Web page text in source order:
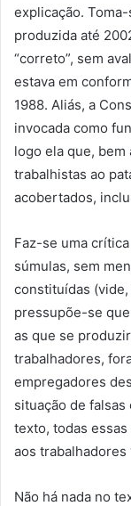
explicação.
produzida até
“correto”, sem
estava em
1988. Aliás, a
invocada como
logo ela que,
trabalhistas ao
acobertados,
Faz-se uma
súmulas, sem
constituídas
pressupõe-se
as que se
trabalhadores,
empregadores
situação de
texto, todas
aos trabalhadores
Não há nada no